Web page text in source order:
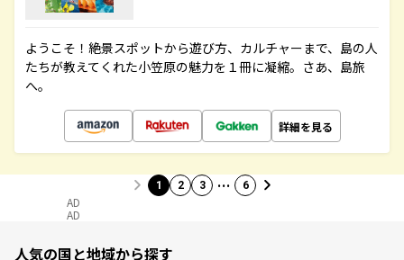
ようこそ！絶景スポットから遊び方、カルチャーまで、島の人
たちが教えてくれた小笠原の魅力を１冊に凝縮。さあ、島旅
へ。
詳細を見る
1 2 3 … 6
AD
AD
人気の国と地域から探す